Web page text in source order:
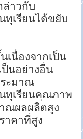
ล่าวกับ
ทุเรียนได้ขยับ
เนื่องจากเป็น
นอย่างอื่น
ะมาณ
ทุเรียนคุณภาพ
ณผลผลิตสูง
าคาที่สูง